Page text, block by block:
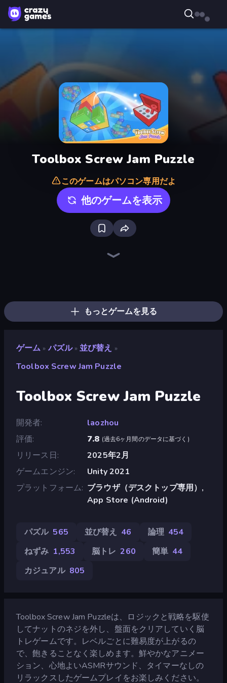
Toolbox Screw Jam Puzzle
このゲームはパソコン専用だよ
他のゲームを表示
もっとゲームを見る
ゲーム » パズル » 並び替え »
Toolbox Screw Jam Puzzle
Toolbox Screw Jam Puzzle
開発者
laozhou
評価
7.8 (過去6ヶ月間のデータに基づく )
リリース日
2025年2月
ゲームエンジン
Unity 2021
プラットフォーム ブラウザ（デスクトップ専用）,
App Store (Android)
パズル 565 並び替え 46 論理 454
ねずみ 1,553 脳トレ 260 簡単 44
カジュアル 805
Toolbox Screw Jam Puzzleは、ロジックと戦略を駆使
してナットのネジを外し、盤面をクリアしていく脳
トレゲームです。レベルごとに難易度が上がるの
で、飽きることなく楽しめます。鮮やかなアニメー
ション、心地よいASMRサウンド、タイマーなしの
リラックスしたゲームプレイをお楽しみください。